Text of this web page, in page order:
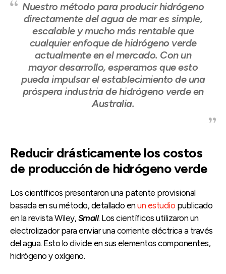
Nuestro método para producir hidrógeno
directamente del agua de mar es simple,
escalable y mucho más rentable que
cualquier enfoque de hidrógeno verde
actualmente en el mercado. Con un
mayor desarrollo, esperamos que esto
pueda impulsar el establecimiento de una
próspera industria de hidrógeno verde en
Australia.
Reducir drásticamente los costos
de producción de hidrógeno verde
Los científicos presentaron una patente provisional
basada en su método, detallado enun estudio publicado
en la revista Wiley, Small. Los científicos utilizaron un
electrolizador para enviar una corriente eléctrica a través
del agua. Esto lo divide en sus elementos componentes,
hidrógeno y oxígeno.